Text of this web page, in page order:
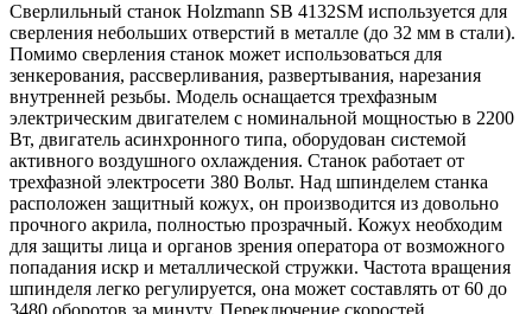
Сверлильный станок Holzmann SB 4132SM используется для
сверления небольших отверстий в металле (до 32 мм в стали).
Помимо сверления станок может использоваться для
зенкерования, рассверливания, развертывания, нарезания
внутренней резьбы. Модель оснащается трехфазным
электрическим двигателем с номинальной мощностью в 2200
Вт, двигатель асинхронного типа, оборудован системой
активного воздушного охлаждения. Станок работает от
трехфазной электросети 380 Вольт. Над шпинделем станка
расположен защитный кожух, он производится из довольно
прочного акрила, полностью прозрачный. Кожух необходим
для защиты лица и органов зрения оператора от возможного
попадания искр и металлической стружки. Частота вращения
шпинделя легко регулируется, она может составлять от 60 до
3480 оборотов за минуту. Переключение скоростей